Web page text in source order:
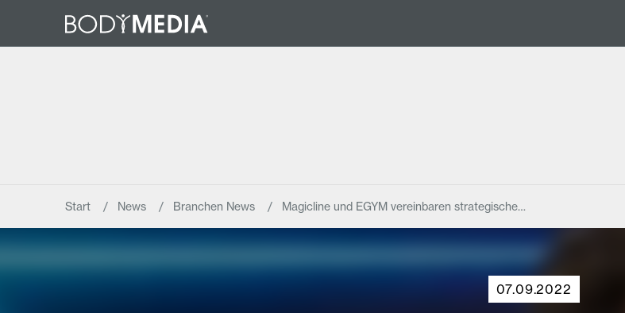
Start News Branchen News Magicline und EGYM vereinbaren strategische…
07.09.2022